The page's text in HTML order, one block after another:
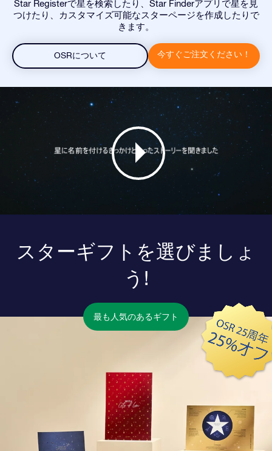
Star Registerで星を検索したり、Star Finderアプリで星を見
つけたり、カスタマイズ可能なスターページを作成したりで
きます。
OSRについて 今すぐご注文ください！
スターギフトを選びましょ
う!
最も人気のあるギフト